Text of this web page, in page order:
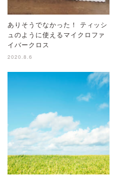
ありそうでなかった！ ティッシ
ュのように使えるマイクロファ
イバークロス
2020.8.6